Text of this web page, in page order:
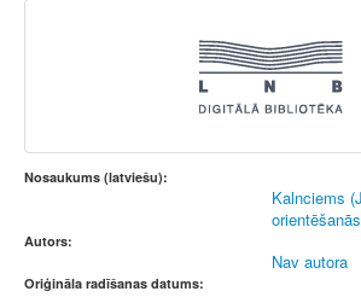
Nosaukums (latviešu):
Kalnciems
Autors:
Nav autora
Oriģināla radīšanas datums: